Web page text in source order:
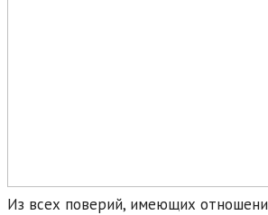
Из всех поверий, имеющих